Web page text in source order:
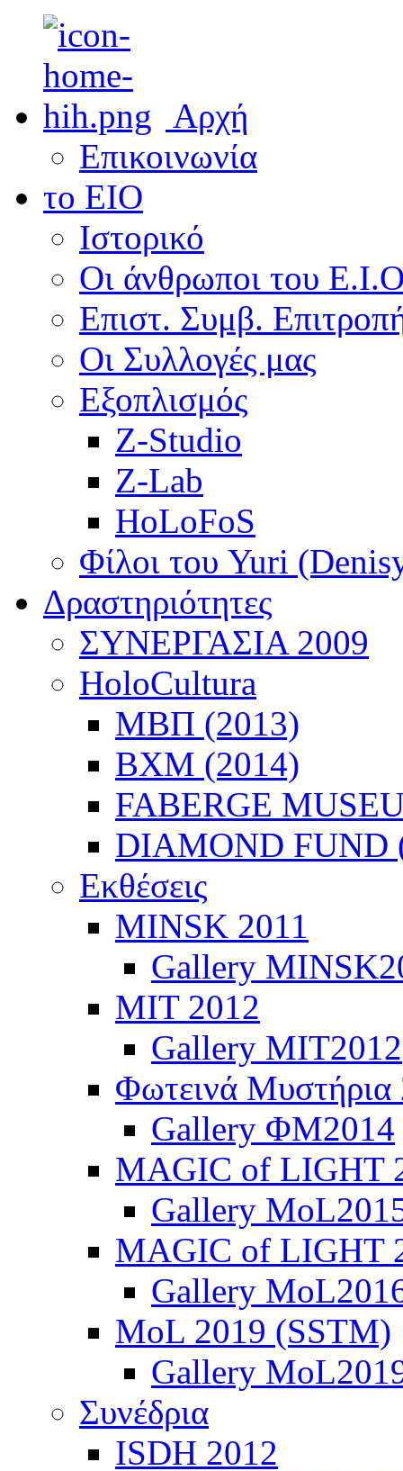
Αρχή
Επικοινωνία
το ΕΙΟ
Ιστορικό
Οι άνθρωποι του
Επιστ. Συμβ.
Οι Συλλογές μας
Εξοπλισμός
Z-Studio
Z-Lab
HoLoFoS
Φίλοι του Yuri
Δραστηριότητες
ΣΥΝΕΡΓΑΣΙΑ 2009
HoloCultura
ΜΒΠ (2013)
ΒΧΜ (2014)
FABERGE
DIAMOND FUND
Εκθέσεις
ΜINSK 2011
Gallery
ΜIT 2012
Gallery MIT2012
Φωτεινά Μυστήρια
Gallery ΦΜ2014
MAGIC of LIGHT
Gallery
MAGIC of LIGHT
Gallery
MoL 2019 (SSTM)
Gallery
Συνέδρια
ISDH 2012